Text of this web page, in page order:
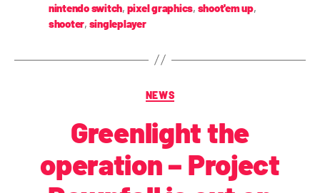
nintendo switch, pixel graphics, shoot'em up,
shooter, singleplayer
NEWS
Greenlight the
operation – Project